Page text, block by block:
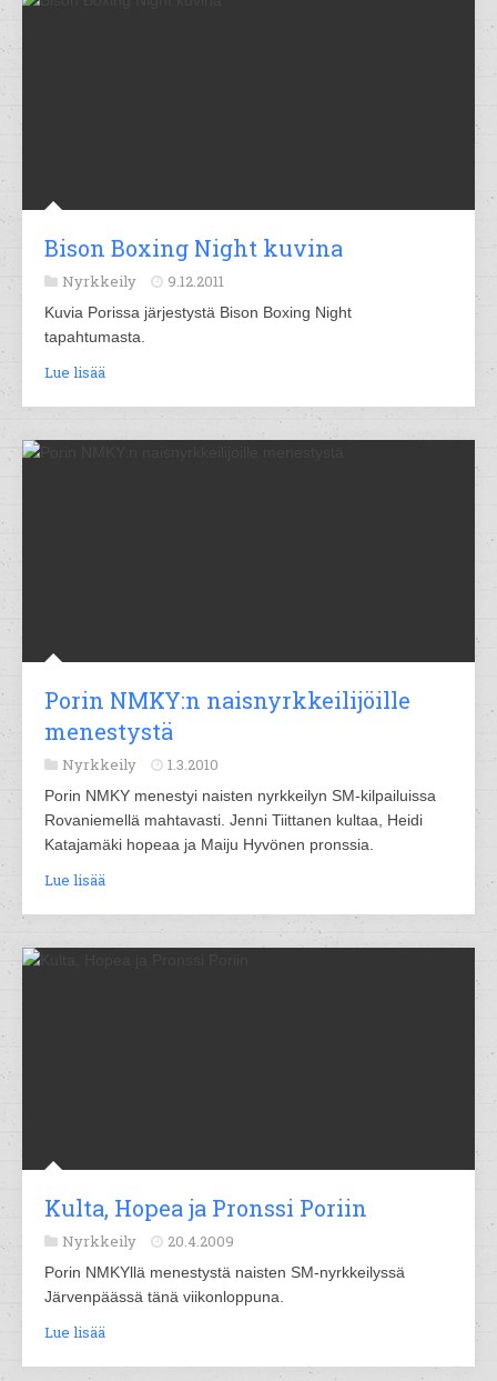
Bison Boxing Night kuvina
Nyrkkeily 9.12.2011
Kuvia Porissa järjestystä Bison Boxing Night
tapahtumasta.
Lue lisää
Porin NMKY:n naisnyrkkeilijöille
menestystä
Nyrkkeily 1.3.2010
Porin NMKY menestyi naisten nyrkkeilyn SM-kilpailuissa
Rovaniemellä mahtavasti. Jenni Tiittanen kultaa, Heidi
Katajamäki hopeaa ja Maiju Hyvönen pronssia.
Lue lisää
Kulta, Hopea ja Pronssi Poriin
Nyrkkeily 20.4.2009
Porin NMKYllä menestystä naisten SM-nyrkkeilyssä
Järvenpäässä tänä viikonloppuna.
Lue lisää